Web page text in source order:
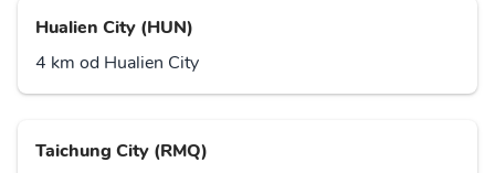
Hualien City (HUN)
4 km od Hualien City
Taichung City (RMQ)